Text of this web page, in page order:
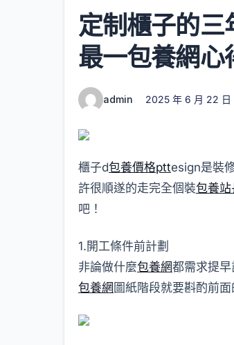
定制櫃子的
最一包養網心
admin 2025 年 6 月 22 日
櫃子d包養價格pttesign是裝
許很順遂的走完全個裝包養站
吧！
1.開工條件前計劃
非論做什麼包養網都需求提
包養網 圖紙階段就要斟酌前